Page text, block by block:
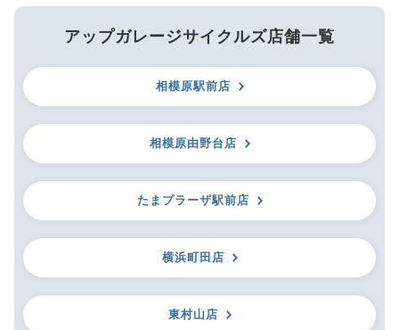
アップガレージサイクルズ店舗一覧
相模原駅前店
相模原由野台店
たまプラーザ駅前店
横浜町田店
東村山店